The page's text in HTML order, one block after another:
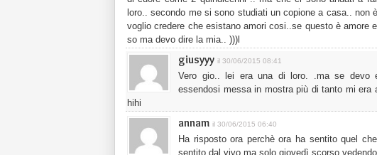
loro.. secondo me si sono studiati un copione a casa..
voglio credere che esistano amori cosi..se questo è
so ma devo dire la mia.. )))l
giusyyy il 30/06/2015 08:41
Vero gio.. lei era una di loro. .ma se devo
essendosi messa in mostra più di tanto mi
hihi
annam il 30/06/2015 06:40
Ha risposto ora perchè ora ha sentito quel
sentito dal vivo ma solo giovedì scorso